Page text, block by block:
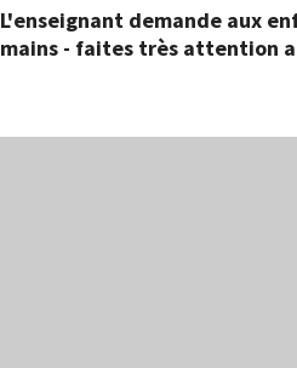
L'enseignant demande aux
mains - faites très attention